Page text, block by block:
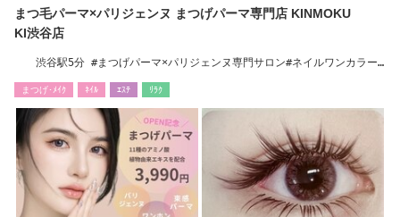
まつ毛パーマ×パリジェンヌ まつげパーマ専門店 KINMOKU
KI渋谷店
渋谷駅5分 #まつげパーマ×パリジェンヌ専門サロン#ネイルワンカラー
まつげ･ﾒｲｸ ﾈｲﾙ ｴｽﾃ ﾘﾗｸ